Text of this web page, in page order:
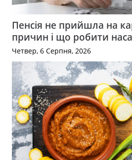
Пенсія не прийшла на
причин і що робити
Четвер, 6 Серпня, 2026